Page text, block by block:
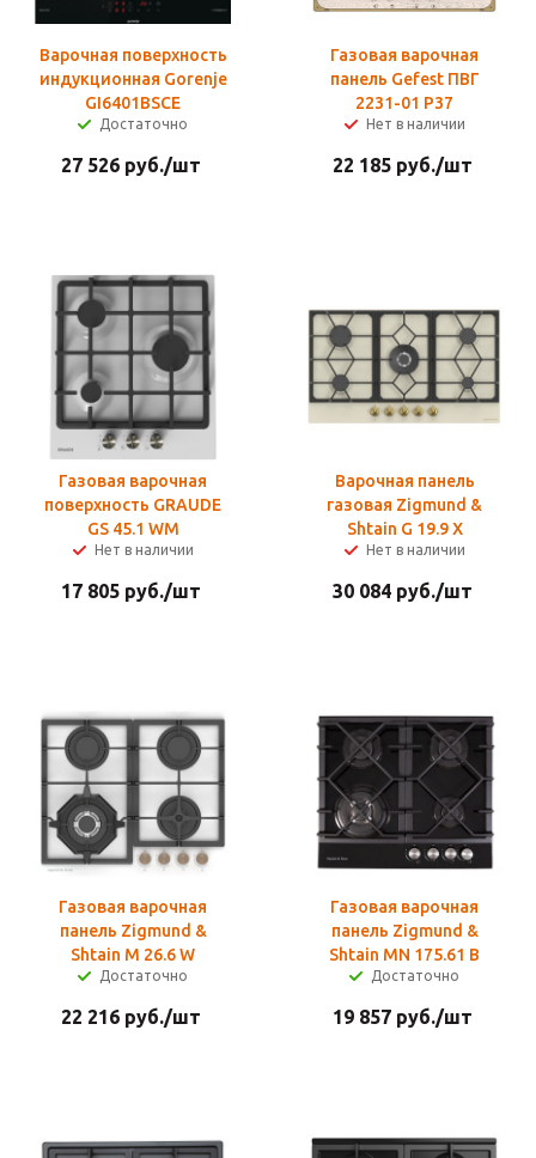
Варочная поверхность
индукционная Gorenje
GI6401BSCE
Достаточно
27 526руб./шт
Газовая варочная
панель Gefest ПВГ
2231-01 Р37
Нет в наличии
22 185руб./шт
Газовая варочная
поверхность GRAUDE
GS 45.1 WM
Нет в наличии
17 805руб./шт
Варочная панель
газовая Zigmund &
Shtain G 19.9 X
Нет в наличии
30 084руб./шт
Газовая варочная
панель Zigmund &
Shtain M 26.6 W
Достаточно
22 216руб./шт
Газовая варочная
панель Zigmund &
Shtain MN 175.61 B
Достаточно
19 857руб./шт